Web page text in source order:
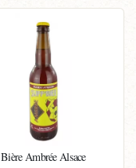
Bière Ambrée Alsace